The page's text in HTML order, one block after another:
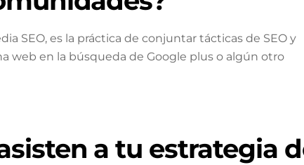
SEO, es la práctica de conjuntar tácticas de SEO y
web en la búsqueda de Google plus o algún otro
a tu estrategia